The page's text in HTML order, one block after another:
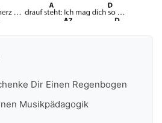
Dir Einen Regenbogen
Musikpädagogik